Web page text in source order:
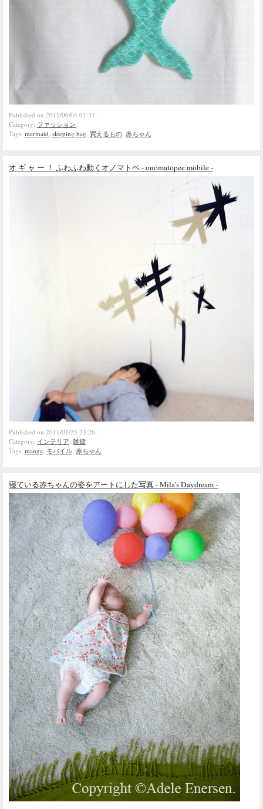
Published on 2011/06/04 01:37.
Category: ファッション
Tags: mermaid sleeping bag 買えるもの 赤ちゃん
オ ギ ャ ー ！ ふわふわ動くオノマトペ - onomatopee mobile -
Published on 2011/01/25 23:26.
Category: インテリア, 雑貨
Tags: manga, モバイル, 赤ちゃん
寝ている赤ちゃんの姿をアートにした写真 - Mila's Daydream -